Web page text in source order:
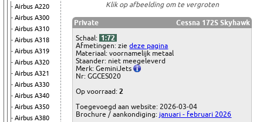
Airbus A220
Airbus A300
Airbus A310
Airbus A318
Airbus A319
Airbus A320
Airbus A321
Airbus A330
Airbus A340
Airbus A350
Airbus A380
Klik op afbeelding om te vergroten
Private
Cessna 172S Skyhawk
Schaal: 1:72
Afmetingen: ziedeze pagina
Materiaal: voornamelijk metaal
Staander: niet meegeleverd
Merk: GeminiJets
Nr: GGCES020
Op voorraad:2
Toegevoegd aan website: 2026-03-04
Brochure / aankondiging: januari - februari 2026